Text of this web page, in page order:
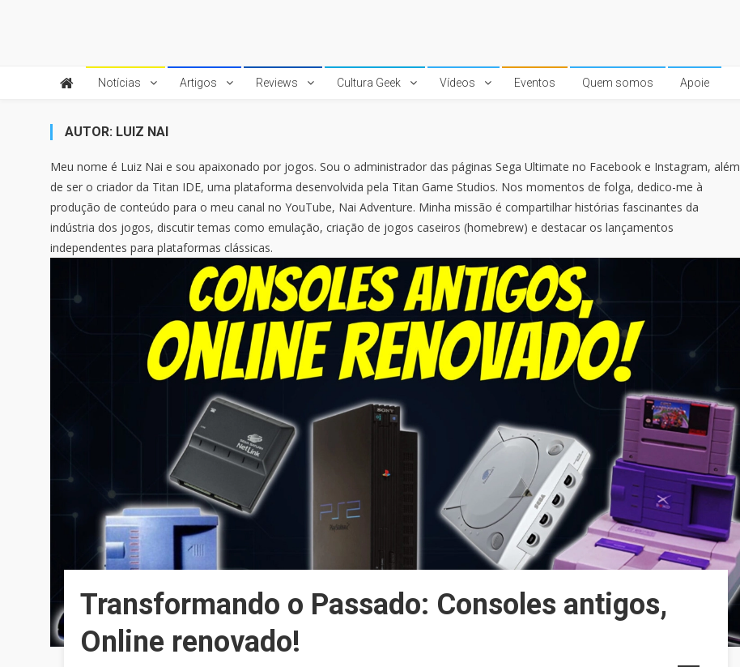
Notícias Artigos Reviews Cultura Geek Vídeos Eventos Quem somos Apoie
AUTOR: LUIZ NAI
Meu nome é Luiz Nai e sou apaixonado por jogos. Sou o administrador das páginas Sega Ultimate no Facebook e Instagram, além
de ser o criador da Titan IDE, uma plataforma desenvolvida pela Titan Game Studios. Nos momentos de folga, dedico-me à
produção de conteúdo para o meu canal no YouTube, Nai Adventure. Minha missão é compartilhar histórias fascinantes da
indústria dos jogos, discutir temas como emulação, criação de jogos caseiros (homebrew) e destacar os lançamentos
independentes para plataformas clássicas.
Transformando o Passado: Consoles antigos,
Online renovado!